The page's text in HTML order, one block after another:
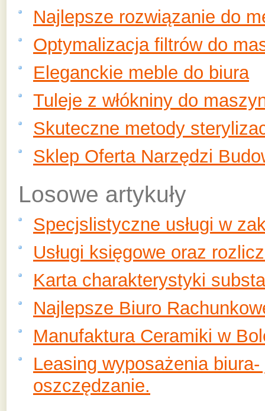
Najlepsze rozwiązanie do
Optymalizacja filtrów do
Eleganckie meble do biura
Tuleje z włókniny do
Skuteczne metody
Sklep Oferta Narzędzi
Losowe artykuły
Specjslistyczne usługi w
Usługi księgowe oraz
Karta charakterystyki
Najlepsze Biuro
Manufaktura Ceramiki w
Leasing wyposażenia
oszczędzanie.